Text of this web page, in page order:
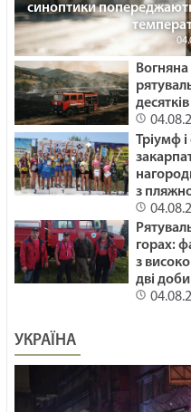
СТАТИ
ПОДАРУВАТИ
29.01.2025
ЯК ВИЖИТИ /
МНОЖИТИ
синоптики
Вогняна
Тріумф
з
горах:
з
дві доби
УКРАЇНА